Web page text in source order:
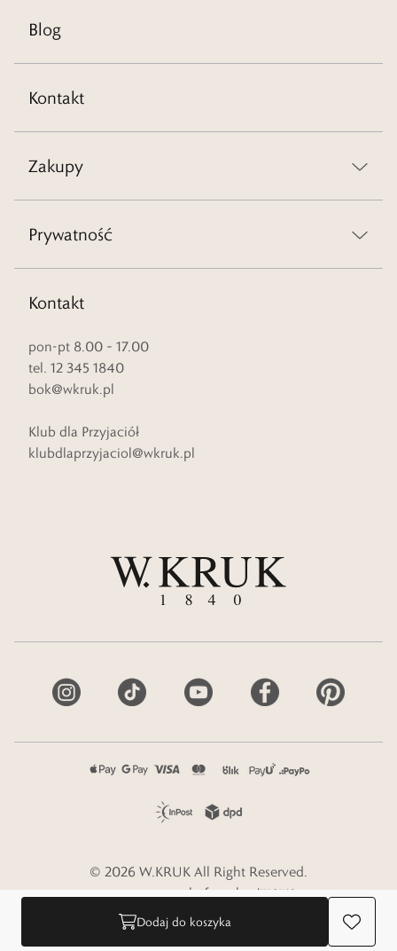
Dodaj do koszyka
Blog
Kontakt
Zakupy
Prywatność
Kontakt
pon-pt 8.00 – 17.00
tel. 12 345 1840
bok@wkruk.pl
Klub dla Przyjaciół
klubdlaprzyjaciol@wkruk.pl
© 2026 W.KRUK All Right Reserved.
e-commerce platform by